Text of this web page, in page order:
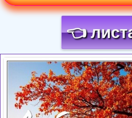
👈
Загрузка